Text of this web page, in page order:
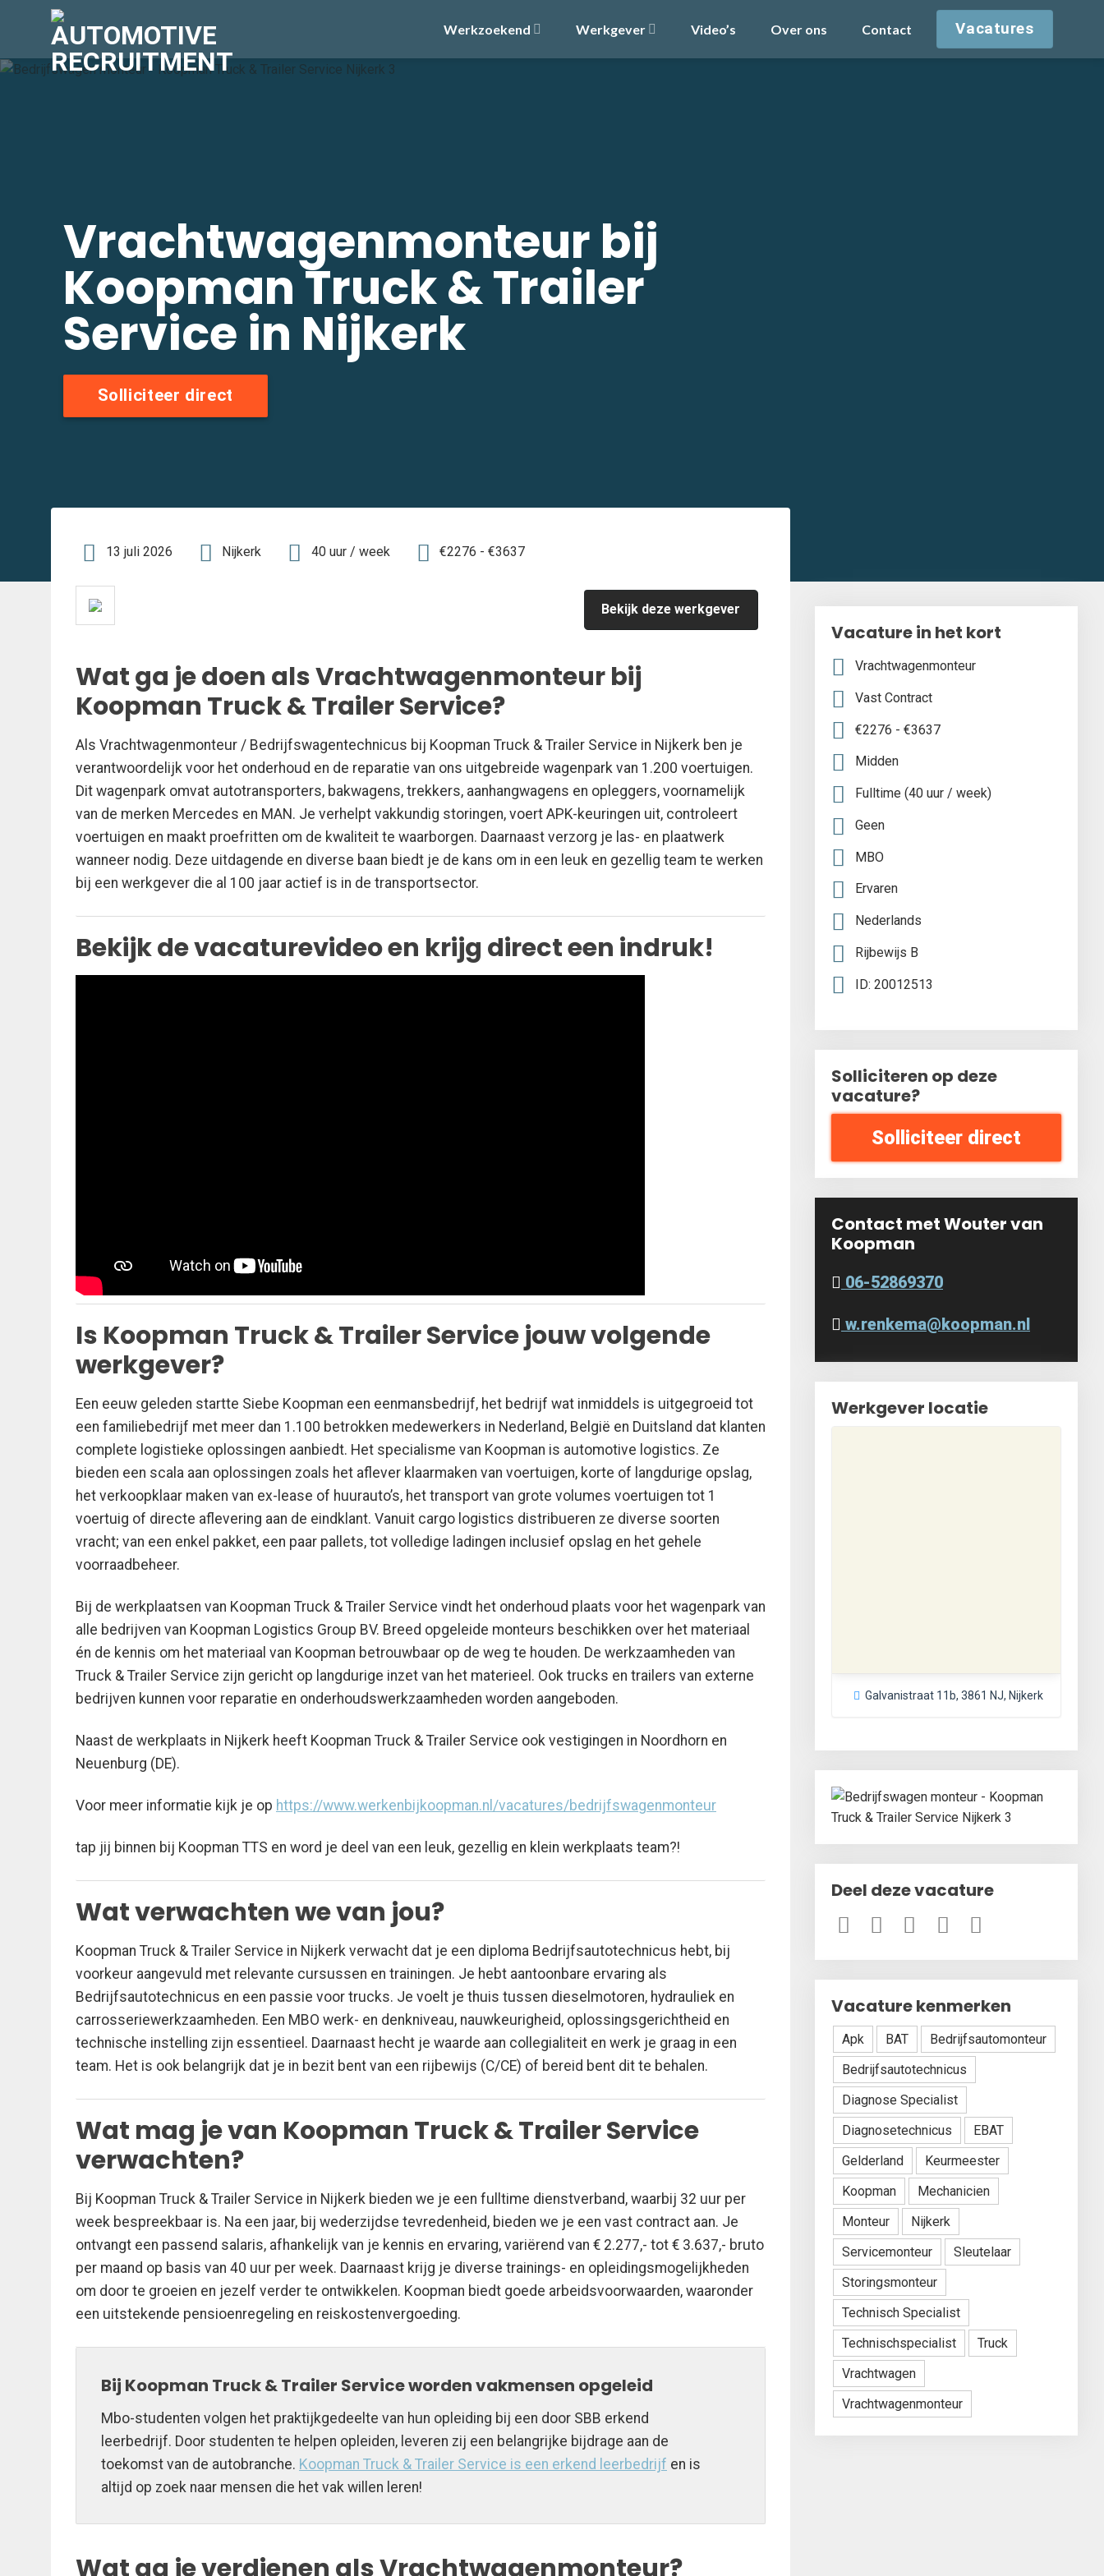
Werkzoekend Werkgever Video’s Over ons Contact Vacatures
Vrachtwagenmonteur bij
Koopman Truck & Trailer
Service in Nijkerk
Solliciteer direct
13 juli 2026 Nijkerk 40 uur / week €2276 - €3637
Bekijk deze werkgever
Wat ga je doen als Vrachtwagenmonteur bij
Koopman Truck & Trailer Service?
Als Vrachtwagenmonteur / Bedrijfswagentechnicus bij Koopman Truck & Trailer Service in Nijkerk ben je
verantwoordelijk voor het onderhoud en de reparatie van ons uitgebreide wagenpark van 1.200 voertuigen.
Dit wagenpark omvat autotransporters, bakwagens, trekkers, aanhangwagens en opleggers, voornamelijk
van de merken Mercedes en MAN. Je verhelpt vakkundig storingen, voert APK-keuringen uit, controleert
voertuigen en maakt proefritten om de kwaliteit te waarborgen. Daarnaast verzorg je las- en plaatwerk
wanneer nodig. Deze uitdagende en diverse baan biedt je de kans om in een leuk en gezellig team te werken
bij een werkgever die al 100 jaar actief is in de transportsector.
Bekijk de vacaturevideo en krijg direct een indruk!
Is Koopman Truck & Trailer Service jouw volgende
werkgever?
Een eeuw geleden startte Siebe Koopman een eenmansbedrijf, het bedrijf wat inmiddels is uitgegroeid tot
een familiebedrijf met meer dan 1.100 betrokken medewerkers in Nederland, België en Duitsland dat klanten
complete logistieke oplossingen aanbiedt. Het specialisme van Koopman is automotive logistics. Ze
bieden een scala aan oplossingen zoals het aflever klaarmaken van voertuigen, korte of langdurige opslag,
het verkoopklaar maken van ex-lease of huurauto’s, het transport van grote volumes voertuigen tot 1
voertuig of directe aflevering aan de eindklant. Vanuit cargo logistics distribueren ze diverse soorten
vracht; van een enkel pakket, een paar pallets, tot volledige ladingen inclusief opslag en het gehele
voorraadbeheer.
Bij de werkplaatsen van Koopman Truck & Trailer Service vindt het onderhoud plaats voor het wagenpark van
alle bedrijven van Koopman Logistics Group BV. Breed opgeleide monteurs beschikken over het materiaal
én de kennis om het materiaal van Koopman betrouwbaar op de weg te houden. De werkzaamheden van
Truck & Trailer Service zijn gericht op langdurige inzet van het materieel. Ook trucks en trailers van externe
bedrijven kunnen voor reparatie en onderhoudswerkzaamheden worden aangeboden.
Naast de werkplaats in Nijkerk heeft Koopman Truck & Trailer Service ook vestigingen in Noordhorn en
Neuenburg (DE).
Voor meer informatie kijk je op https://www.werkenbijkoopman.nl/vacatures/bedrijfswagenmonteur
tap jij binnen bij Koopman TTS en word je deel van een leuk, gezellig en klein werkplaats team?!
Wat verwachten we van jou?
Koopman Truck & Trailer Service in Nijkerk verwacht dat je een diploma Bedrijfsautotechnicus hebt, bij
voorkeur aangevuld met relevante cursussen en trainingen. Je hebt aantoonbare ervaring als
Bedrijfsautotechnicus en een passie voor trucks. Je voelt je thuis tussen dieselmotoren, hydrauliek en
carrosseriewerkzaamheden. Een MBO werk- en denkniveau, nauwkeurigheid, oplossingsgerichtheid en
technische instelling zijn essentieel. Daarnaast hecht je waarde aan collegialiteit en werk je graag in een
team. Het is ook belangrijk dat je in bezit bent van een rijbewijs (C/CE) of bereid bent dit te behalen.
Wat mag je van Koopman Truck & Trailer Service
verwachten?
Bij Koopman Truck & Trailer Service in Nijkerk bieden we je een fulltime dienstverband, waarbij 32 uur per
week bespreekbaar is. Na een jaar, bij wederzijdse tevredenheid, bieden we je een vast contract aan. Je
ontvangt een passend salaris, afhankelijk van je kennis en ervaring, variërend van € 2.277,- tot € 3.637,- bruto
per maand op basis van 40 uur per week. Daarnaast krijg je diverse trainings- en opleidingsmogelijkheden
om door te groeien en jezelf verder te ontwikkelen. Koopman biedt goede arbeidsvoorwaarden, waaronder
een uitstekende pensioenregeling en reiskostenvergoeding.
Bij Koopman Truck & Trailer Service worden vakmensen opgeleid
Mbo-studenten volgen het praktijkgedeelte van hun opleiding bij een door SBB erkend
leerbedrijf. Door studenten te helpen opleiden, leveren zij een belangrijke bijdrage aan de
toekomst van de autobranche. Koopman Truck & Trailer Service is een erkend leerbedrijf en is
altijd op zoek naar mensen die het vak willen leren!
Wat ga je verdienen als Vrachtwagenmonteur?
Vacature in het kort
Vrachtwagenmonteur
Vast Contract
€2276 - €3637
Midden
Fulltime (40 uur / week)
Geen
MBO
Ervaren
Nederlands
Rijbewijs B
ID: 20012513
Solliciteren op deze
vacature?
Solliciteer direct
Contact met Wouter van
Koopman
06-52869370
w.renkema@koopman.nl
Werkgever locatie
Galvanistraat 11b, 3861 NJ, Nijkerk
Deel deze vacature
Vacature kenmerken
Apk BAT
Bedrijfsautomonteur
Bedrijfsautotechnicus
Diagnose Specialist
Diagnosetechnicus
EBAT
Gelderland
Keurmeester
Koopman
Mechanicien
Monteur
Nijkerk
Servicemonteur
Sleutelaar
Storingsmonteur
Technisch Specialist
Technischspecialist
Truck
Vrachtwagen
Vrachtwagenmonteur